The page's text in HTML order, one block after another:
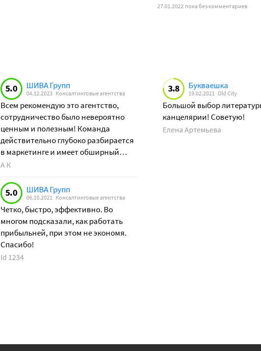
27.01.2022 пока без комментариев
5.0 ШИВА Групп
04.12.2023 Консалтинговые агентства
Всем рекомендую это агентство,
сотрудничество было невероятно
ценным и полезным! Команда
действительно глубоко разбирается
в маркетинге и имеет обширный
опыт работы с различными
А К
5.0 ШИВА Групп
06.10.2021 Консалтинговые агентства
Четко, быстро, эффективно. Во
многом подсказали, как работать
прибыльней, при этом не экономя.
Спасибо!
Id 1234
3.8 Букваешка
19.02.2021 Old City
Большой выбор
канцелярии! Советую!
Елена Артемьева